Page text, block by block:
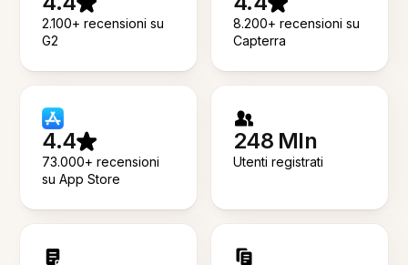
2.100+ recensioni su
G2
8.200+ recensioni su
Capterra
4.4
73.000+ recensioni
su App Store
248 Mln
Utenti registrati